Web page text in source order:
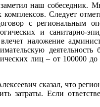
наш
Следует
с региональным
и санитарно-
наложение
лиц – от 100000
сказал, что
Если